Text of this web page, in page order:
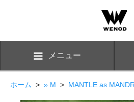
メニュー
ホーム > » M > MANTLE as